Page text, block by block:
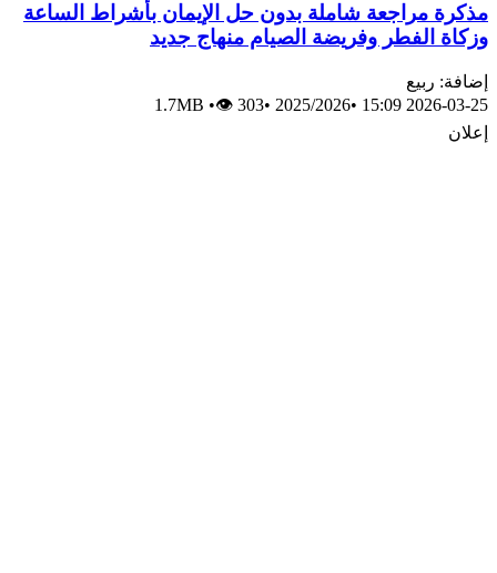
مذكرة مراجعة شاملة بدون حل الإيمان بأشراط الساعة
وزكاة الفطر وفريضة الصيام منهاج جديد
إضافة: ربيع
2026-03-25 15:09
•
2025/2026
•
1.7MB •👁 303
إعلان